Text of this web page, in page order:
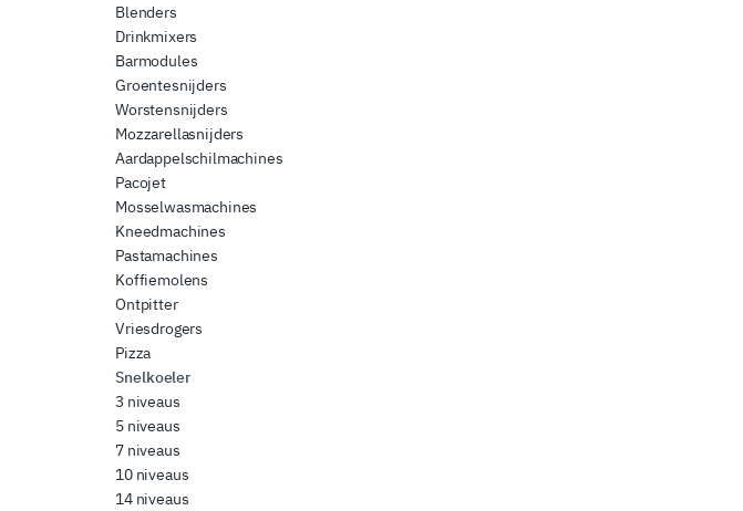
Blenders
Drinkmixers
Barmodules
Groentesnijders
Worstensnijders
Mozzarellasnijders
Aardappelschilmachines
Pacojet
Mosselwasmachines
Kneedmachines
Pastamachines
Koffiemolens
Ontpitter
Vriesdrogers
Pizza
Snelkoeler
3 niveaus
5 niveaus
7 niveaus
10 niveaus
14 niveaus